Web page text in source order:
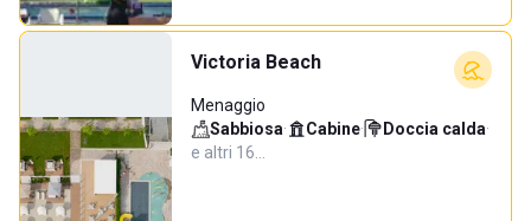
Victoria Beach
Menaggio
Sabbiosa· Cabine· Doccia calda·
e altri 16…